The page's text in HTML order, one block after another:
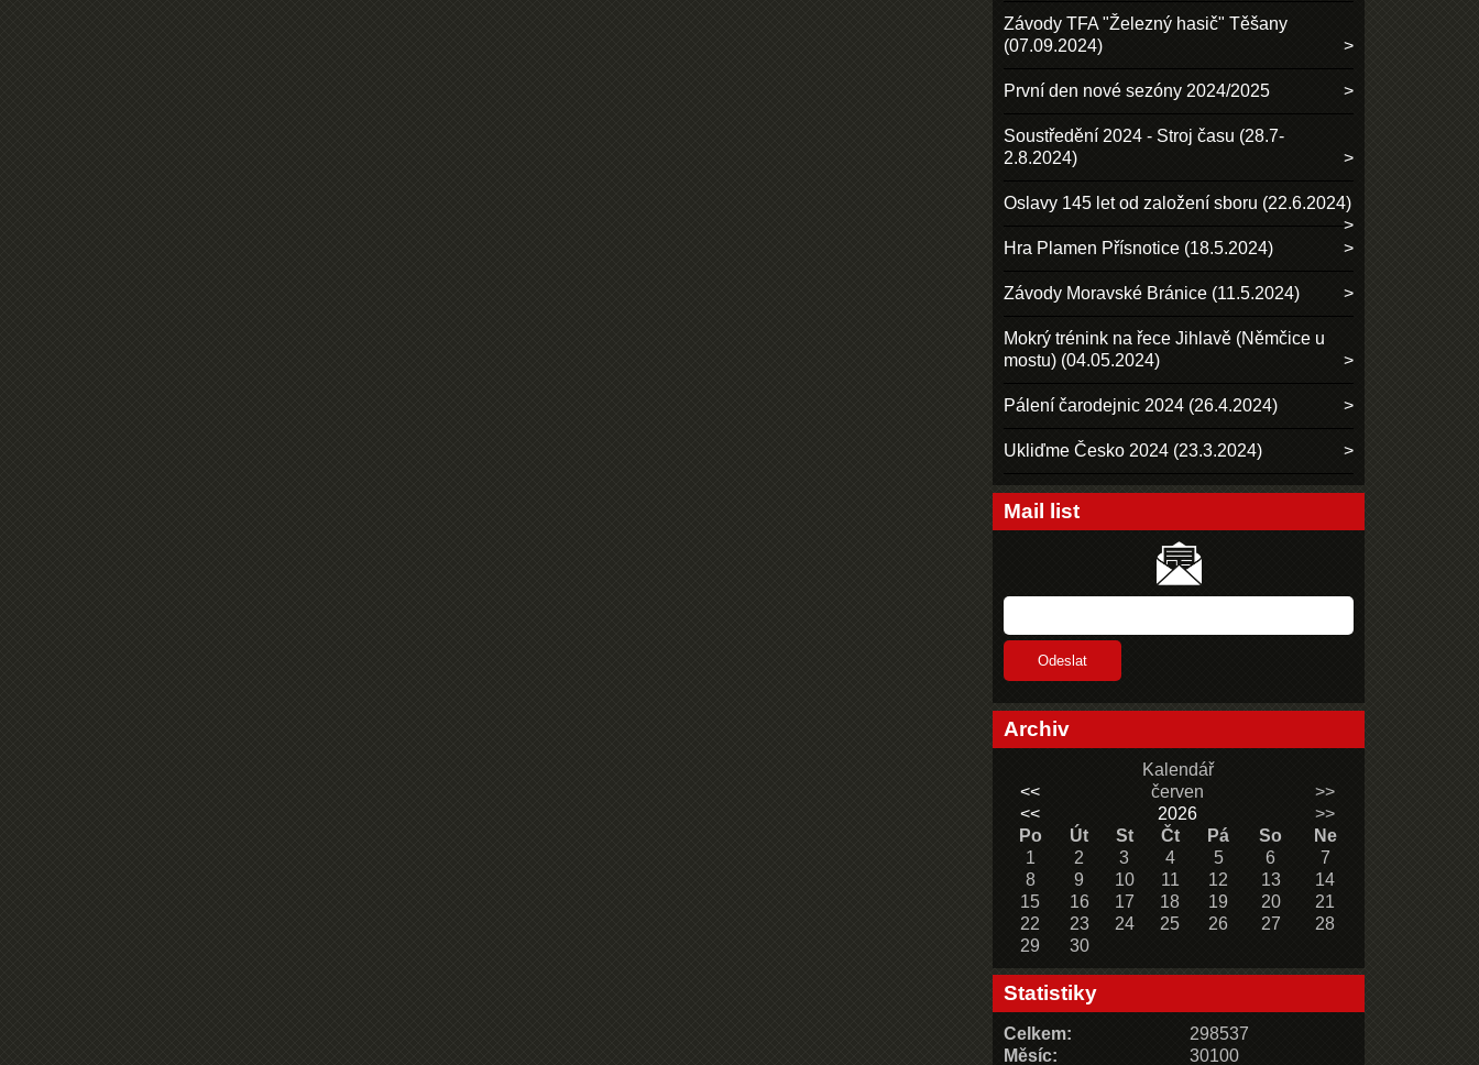
Závody TFA "Železný hasič" Těšany
(07.09.2024)
První den nové sezóny 2024/2025
Soustředění 2024 - Stroj času (28.7-
2.8.2024)
Oslavy 145 let od založení sboru (22.6.2024)
Hra Plamen Přísnotice (18.5.2024)
Závody Moravské Bránice (11.5.2024)
Mokrý trénink na řece Jihlavě (Němčice u
mostu) (04.05.2024)
Pálení čarodejnic 2024 (26.4.2024)
Ukliďme Česko 2024 (23.3.2024)
Mail list
Archiv
Kalendář
<<
červen
>>
<<
2026
>>
Po
Út St Čt Pá So
Ne
1
2 3 4 5 6
7
8
9 10 11 12 13
14
15
16 17 18 19 20
21
22
23 24 25 26 27
28
29
30
Statistiky
Celkem:
298537
Měsíc:
30100